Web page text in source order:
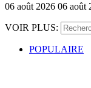
06 août 2026 06 août
VOIR PLUS:
POPULAIRE